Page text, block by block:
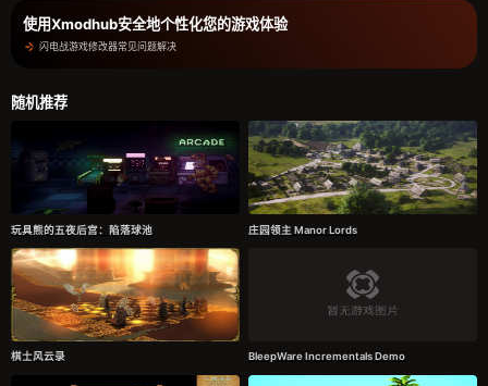
使用Xmodhub安全地个性化您的游戏体验
闪电战游戏修改器常见问题解决
随机推荐
玩具熊的五夜后宫：陷落球池 庄园领主 Manor Lords
棋士风云录 BleepWare Incrementals Demo